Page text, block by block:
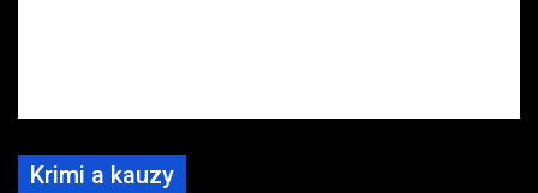
Krimi a kauzy